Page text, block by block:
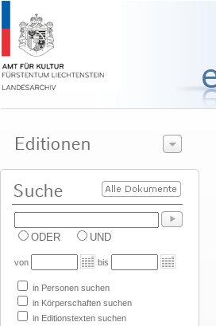
ODER UND
von bis
in Personen suchen
in Körperschaften suchen
in Editionstexten suchen